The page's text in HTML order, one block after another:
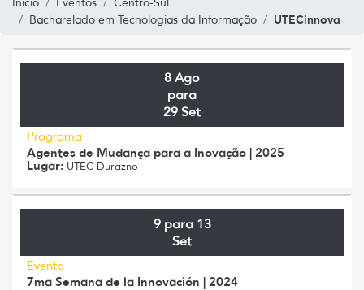
Bacharelado em Tecnologias da Informação
UTECinnova
8 Ago
para
29 Set
Programa
Agentes de Mudança para a Inovação | 2025
Lugar: UTEC Durazno
9 para 13
Set
Evento
7ma Semana de la Innovación | 2024